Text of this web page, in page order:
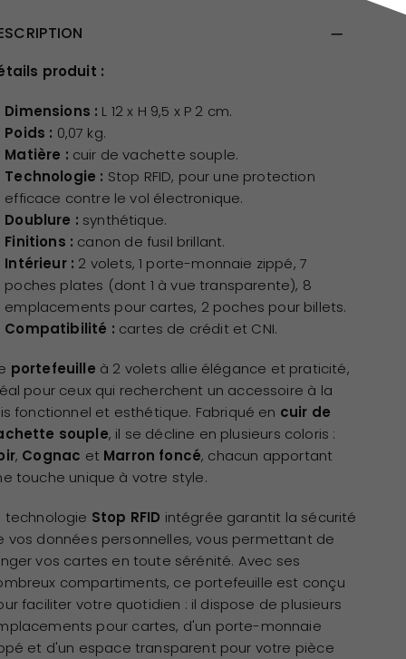
produit :
Dimensions : L 12 x H 9,5 x P 2 cm.
Poids : 0,07 kg.
Matière : cuir de vachette souple.
Technologie : Stop RFID, pour une protection
efficace contre le vol électronique.
Doublure : synthétique.
Finitions : canon de fusil brillant.
Intérieur : 2 volets, 1 porte-monnaie zippé, 7
poches plates (dont 1 à vue transparente), 8
emplacements pour cartes, 2 poches pour billets.
Compatibilité : cartes de crédit et CNI.
portefeuille à 2 volets allie élégance et praticité,
pour ceux qui recherchent un accessoire à la
fonctionnel et esthétique. Fabriqué en cuir de
souple, il se décline en plusieurs coloris :
, Cognac et Marron foncé, chacun apportant
touche unique à votre style.
technologie Stop RFID intégrée garantit la sécurité
vos données personnelles, vous permettant de
vos cartes en toute sérénité. Avec ses
compartiments, ce portefeuille est conçu
faciliter votre quotidien : il dispose de plusieurs
pour cartes, d'un porte-monnaie
et d'un espace transparent pour votre pièce